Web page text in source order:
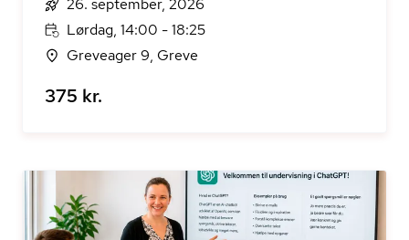
26. september, 2026
Lørdag, 14:00 - 18:25
Greveager 9, Greve
375 kr.